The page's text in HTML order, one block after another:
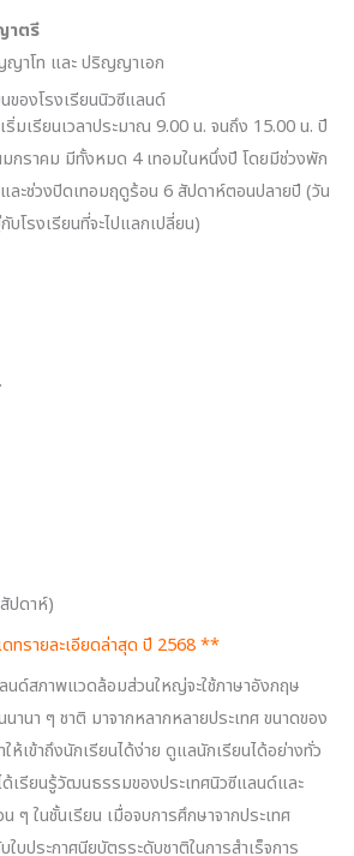
าตรี
าโท และ ปริญญาเอก
ของโรงเรียนนิวซีแลนด์
ริ่มเรียนเวลาประมาณ 9.00 น. จนถึง 15.00 น. ปี
มกราคม มีทั้งหมด 4 เทอมในหนึ่งปี โดยมีช่วงพัก
ละช่วงปิดเทอมฤดูร้อน 6 สัปดาห์ตอนปลายปี (วัน
โรงเรียนที่จะไปแลกเปลี่ยน)
ปดาห์)
ทรายละเอียดล่าสุด ปี 2568 **
นด์สภาพแวดล้อมส่วนใหญ่จะใช้ภาษาอังกฤษ
านา ๆ ชาติ มาจากหลากหลายประเทศ ขนาดของ
ห้เข้าถึงนักเรียนได้ง่าย ดูแลนักเรียนได้อย่างทั่ว
เรียนรู้วัฒนธรรมของประเทศนิวซีแลนด์และ
ๆ ในชั้นเรียน เมื่อจบการศึกษาจากประเทศ
บประกาศนียบัตรระดับชาติในการสำเร็จการ